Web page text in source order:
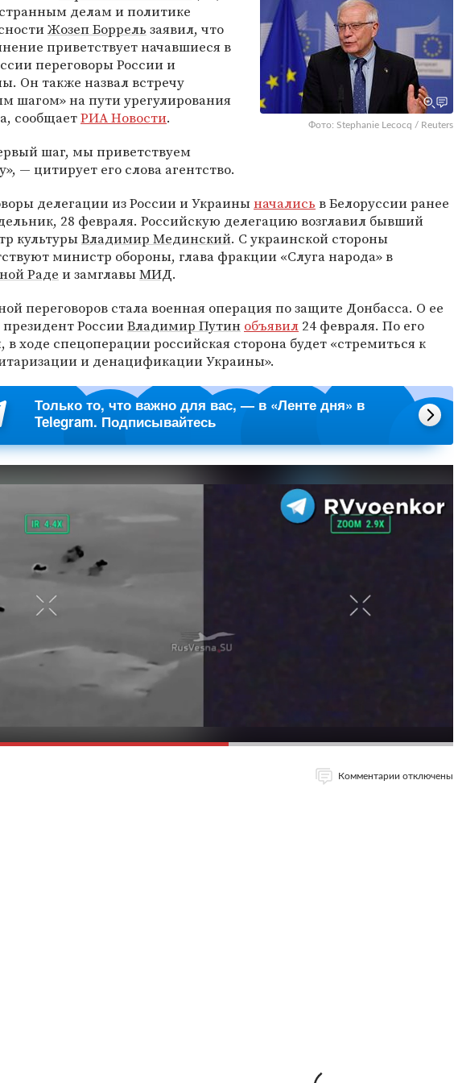
Фото: Stephanie Lecocq / Reuters
делам и политике
Жозеп Боррель заявил, что
приветствует начавшиеся в
переговоры России и
Он также назвал встречу
шагом» на пути урегулирования
сообщаетРИА Новости.
шаг, мы приветствуем
— цитирует его слова агентство.
делегации из России и Украиныначались в Белоруссии ранее
28 февраля. Российскую делегацию возглавил бывший
культурыВладимир Мединский. С украинской стороны
министр обороны, глава фракции «Слуга народа» в
Раде и замглавыМИД.
переговоров стала военная операция по защите Донбасса. О ее
РоссииВладимир Путин объявил 24 февраля. По его
в ходе спецоперации российская сторона будет «стремиться к
и денацификации Украины».
Только то, что важно для вас, — в «Ленте дня» в
Telegram. Подписывайтесь
Комментарии отключены